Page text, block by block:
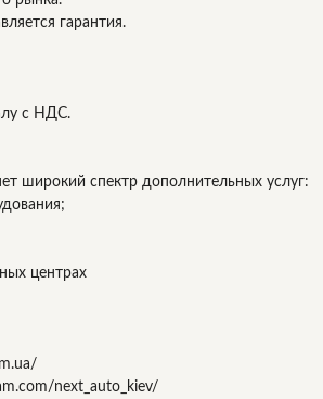
гарантия.
с НДС.
широкий спектр дополнительных услуг:
центрах
next_auto_kiev/